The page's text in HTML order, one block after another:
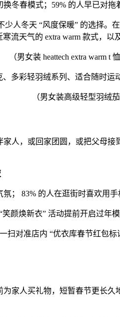
冬春模式；59% 的人早已对
少人冬天 “风度保暖” 的选择
流天气的 extra warm 款式，以
（男女装 heattech extra warm
多彩轻羽绒系列、适合随时运
（男女装高级轻型羽绒
人，或回家团圆，或把父母
； 83% 的人在逛街时喜欢用
颜焕新衣” 活动提前开启过
扫对准店内 “优衣库春节红包
家人买礼物，短暂春节更长